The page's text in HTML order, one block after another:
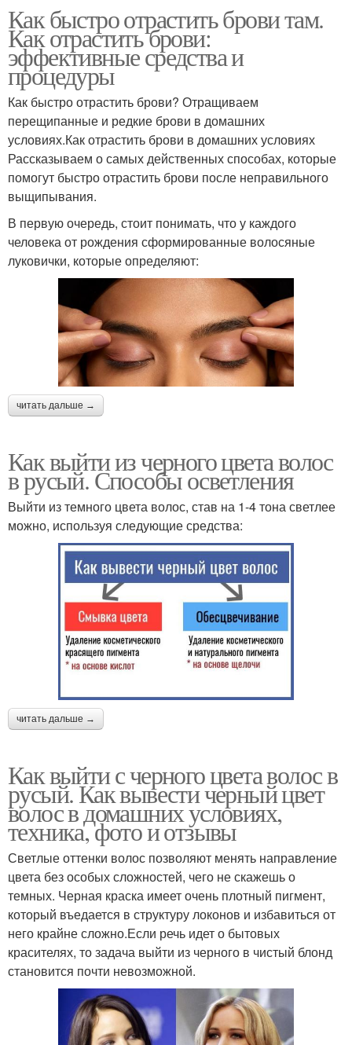
Как быстро отрастить брови там.
Как отрастить брови:
эффективные средства и
процедуры
Как быстро отрастить брови? Отращиваем
перещипанные и редкие брови в домашних
условиях.Как отрастить брови в домашних условиях
Рассказываем о самых действенных способах, которые
помогут быстро отрастить брови после неправильного
выщипывания.
В первую очередь, стоит понимать, что у каждого
человека от рождения сформированные волосяные
луковички, которые определяют:
читать дальше →
Как выйти из черного цвета волос
в русый. Способы осветления
Выйти из темного цвета волос, став на 1-4 тона светлее
можно, используя следующие средства:
читать дальше →
Как выйти с черного цвета волос в
русый. Как вывести черный цвет
волос в домашних условиях,
техника, фото и отзывы
Светлые оттенки волос позволяют менять направление
цвета без особых сложностей, чего не скажешь о
темных. Черная краска имеет очень плотный пигмент,
который въедается в структуру локонов и избавиться от
него крайне сложно.Если речь идет о бытовых
красителях, то задача выйти из черного в чистый блонд
становится почти невозможной.